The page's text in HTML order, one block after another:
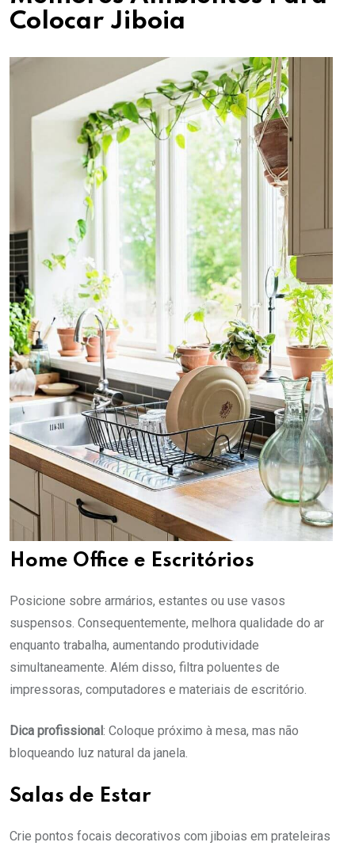
Colocar Jiboia
Home Office e Escritórios
Posicione sobre armários, estantes ou use vasos
suspensos. Consequentemente, melhora qualidade do ar
enquanto trabalha, aumentando produtividade
simultaneamente. Além disso, filtra poluentes de
impressoras, computadores e materiais de escritório.
Dica profissional: Coloque próximo à mesa, mas não
bloqueando luz natural da janela.
Salas de Estar
Crie pontos focais decorativos com jiboias em prateleiras